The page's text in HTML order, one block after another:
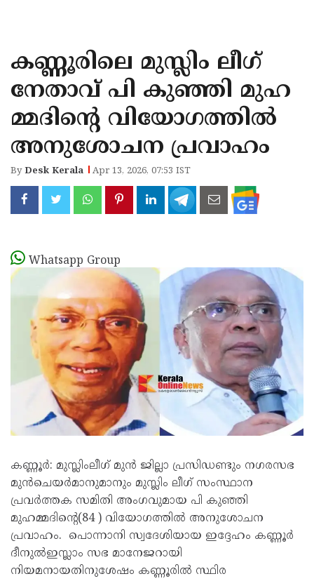
KANNUR
KASARAGOD
കണ്ണൂരിലെ മുസ്ലിം ലീഗ്
നേതാവ് പി കുഞ്ഞി മുഹ
മ്മദിൻ്റെ വിയോഗത്തിൽ
അനുശോചന പ്രവാഹം
ByDesk Kerala Apr 13, 2026, 07:53 IST
Whatsapp Group
കണ്ണൂർ: മുസ്ലിംലീഗ് മുൻ ജില്ലാ പ്രസിഡണ്ടും നഗരസഭ
മുൻചെയർമാനുമാനും മുസ്ലിം ലീഗ് സംസ്ഥാന
പ്രവർത്തക സമിതി അംഗവുമായ പി കുഞ്ഞി
മുഹമ്മദിൻ്റെ(84 ) വിയോഗത്തിൽ അനുശോചന
പ്രവാഹം. പൊന്നാനി സ്വദേശിയായ ഇദ്ദേഹം കണ്ണൂർ
ദീനുൽഇസ്ലാം സഭ മാനേജറായി
നിയമനായതിനുശേഷം കണ്ണൂരിൽ സ്ഥിര